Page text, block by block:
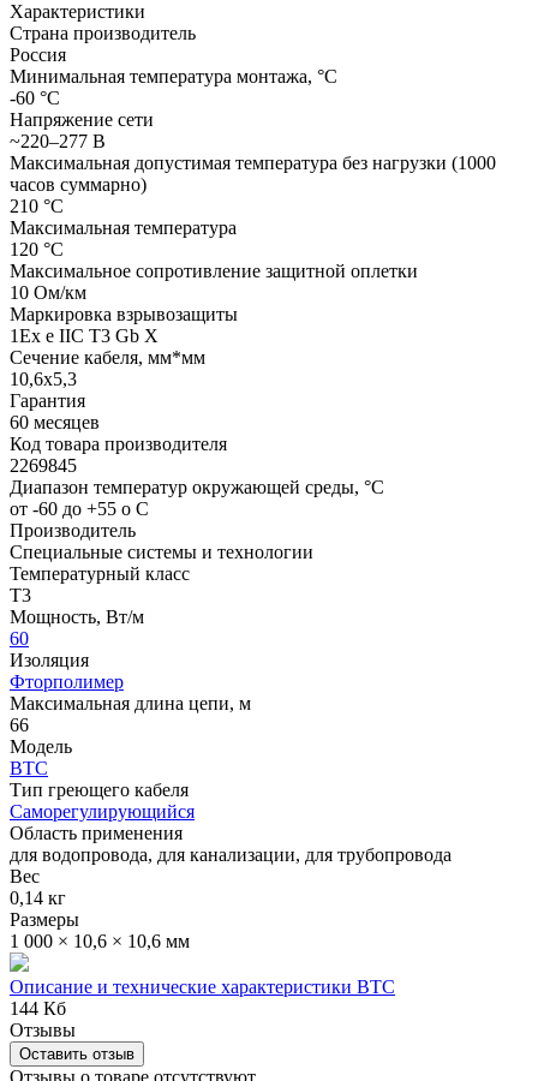
Характеристики
Страна производитель
Россия
Минимальная температура монтажа, °С
-60 °С
Напряжение сети
~220–277 В
Максимальная допустимая температура без нагрузки (1000
часов суммарно)
210 °С
Максимальная температура
120 °С
Максимальное сопротивление защитной оплетки
10 Oм/км
Маркировка взрывозащиты
1Ех е IIС Т3 Gb X
Сечение кабеля, мм*мм
10,6x5,3
Гарантия
60 месяцев
Код товара производителя
2269845
Диапазон температур окружающей среды, °С
от -60 до +55 о С
Производитель
Специальные системы и технологии
Температурный класс
Т3
Мощность, Вт/м
60
Изоляция
Фторполимер
Максимальная длина цепи, м
66
Модель
ВТС
Тип греющего кабеля
Саморегулирующийся
Область применения
для водопровода, для канализации, для трубопровода
Вес
0,14 кг
Размеры
1 000 × 10,6 × 10,6 мм
Описание и технические характеристики ВТС
144 Кб
Отзывы
Оставить отзыв